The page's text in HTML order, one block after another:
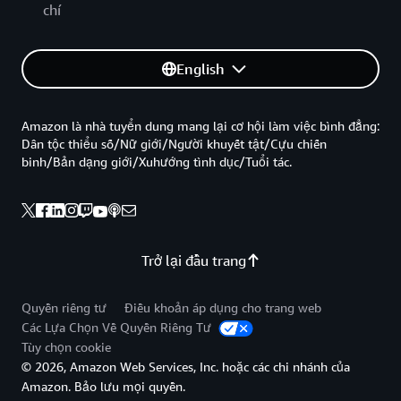
chí
English
Trở lại đầu trang
Amazon là nhà tuyển dung mang lại cơ hội làm việc bình đẳng:
Dân tộc thiểu số/Nữ giới/Người khuyết tật/Cựu chiến
binh/Bản dạng giới/Xuhướng tình dục/Tuổi tác.
Quyền riêng tư
Điều khoản áp dụng cho trang web
Các Lựa Chọn Về Quyền Riêng Tư
Tùy chọn cookie
© 2026, Amazon Web Services, Inc. hoặc các chi nhánh của
Amazon. Bảo lưu mọi quyền.